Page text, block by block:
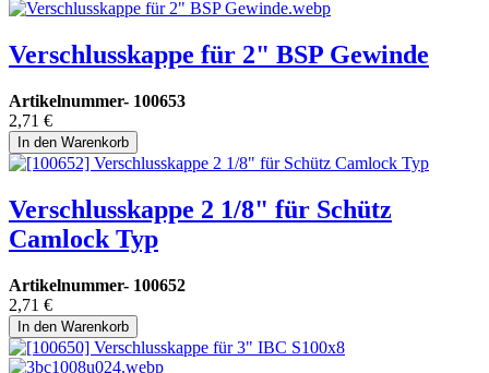
Verschlusskappe für 2" BSP Gewinde
Artikelnummer- 100653
2,71 €
In den Warenkorb
Verschlusskappe 2 1/8" für Schütz
Camlock Typ
Artikelnummer- 100652
2,71 €
In den Warenkorb